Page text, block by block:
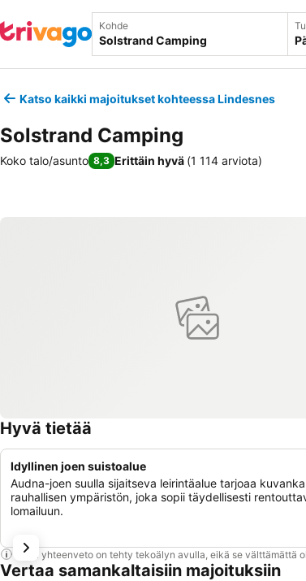
Kohde
Katso kaikki majoitukset kohteessa Lindesnes
Solstrand Camping
Koko talo/asunto 8,3 Erittäin hyvä (1 114 arviota)
Hyvä tietää
Idyllinen joen suistoalue
Audna-joen suulla sijaitseva leirintäalue tarjoaa
rauhallisen ympäristön, joka sopii täydellisesti
lomailuun.
Tämä yhteenveto on tehty tekoälyn avulla, eikä se välttämättä
Vertaa samankaltaisiin majoituksiin